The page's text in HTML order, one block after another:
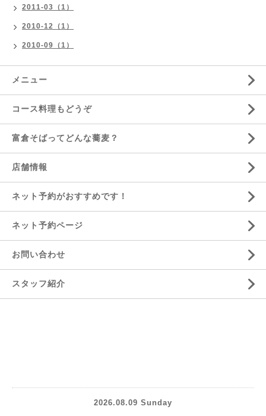
2011-03（1）
2010-12（1）
2010-09（1）
メニュー
コース料理もどうぞ
富倉そばってどんな蕎麦？
店舗情報
ネット予約がおすすめです！
ネット予約ページ
お問い合わせ
スタッフ紹介
2026.08.09 Sunday